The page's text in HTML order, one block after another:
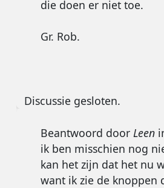
die doen er niet toe.
Gr. Rob.
Discussie gesloten.
Beantwoord door Leen
ik ben misschien nog
kan het zijn dat het nu
want ik zie de knoppen